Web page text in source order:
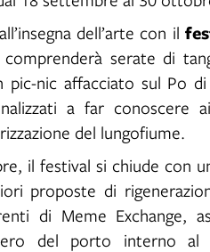
dell’arte con il
serate di
pic-nic affacciato sul Po
a far
del lungofiume.
il festival si chiude con
proposte di
di Meme Exchange,
del porto interno al